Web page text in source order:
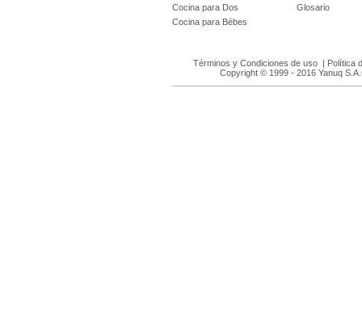
Cocina para Dos
Glosario
Cocina para Bébes
Términos y Condiciones de uso| Política
Copyright © 1999 - 2016 Yanuq